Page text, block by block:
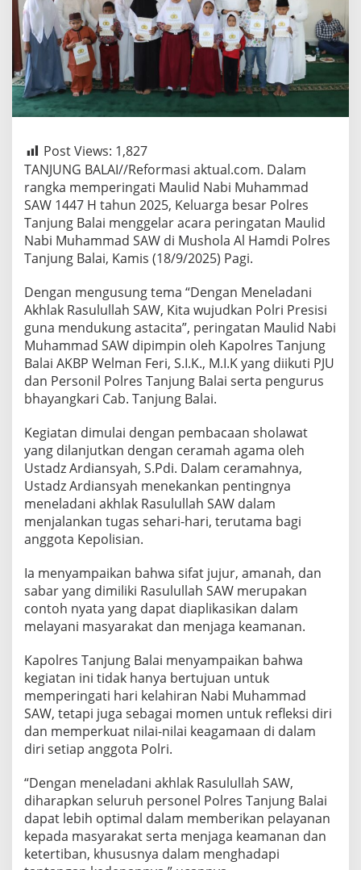
Post Views: 1,827
TANJUNG BALAI//Reformasi aktual.com. Dalam
rangka memperingati Maulid Nabi Muhammad
SAW 1447 H tahun 2025, Keluarga besar Polres
Tanjung Balai menggelar acara peringatan Maulid
Nabi Muhammad SAW di Mushola Al Hamdi Polres
Tanjung Balai, Kamis (18/9/2025) Pagi.
Dengan mengusung tema “Dengan Meneladani
Akhlak Rasulullah SAW, Kita wujudkan Polri Presisi
guna mendukung astacita”, peringatan Maulid Nabi
Muhammad SAW dipimpin oleh Kapolres Tanjung
Balai AKBP Welman Feri, S.I.K., M.I.K yang diikuti PJU
dan Personil Polres Tanjung Balai serta pengurus
bhayangkari Cab. Tanjung Balai.
Kegiatan dimulai dengan pembacaan sholawat
yang dilanjutkan dengan ceramah agama oleh
Ustadz Ardiansyah, S.Pdi. Dalam ceramahnya,
Ustadz Ardiansyah menekankan pentingnya
meneladani akhlak Rasulullah SAW dalam
menjalankan tugas sehari-hari, terutama bagi
anggota Kepolisian.
Ia menyampaikan bahwa sifat jujur, amanah, dan
sabar yang dimiliki Rasulullah SAW merupakan
contoh nyata yang dapat diaplikasikan dalam
melayani masyarakat dan menjaga keamanan.
Kapolres Tanjung Balai menyampaikan bahwa
kegiatan ini tidak hanya bertujuan untuk
memperingati hari kelahiran Nabi Muhammad
SAW, tetapi juga sebagai momen untuk refleksi diri
dan memperkuat nilai-nilai keagamaan di dalam
diri setiap anggota Polri.
“Dengan meneladani akhlak Rasulullah SAW,
diharapkan seluruh personel Polres Tanjung Balai
dapat lebih optimal dalam memberikan pelayanan
kepada masyarakat serta menjaga keamanan dan
ketertiban, khususnya dalam menghadapi